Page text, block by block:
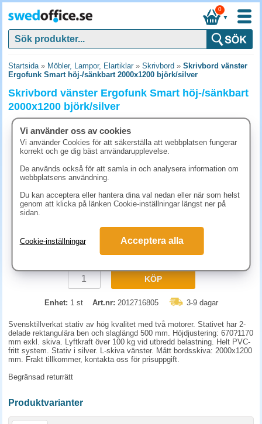
▼
0
Startsida» Möbler, Lampor, Elartiklar» Skrivbord » Skrivbord vänster
Ergofunk Smart höj-/sänkbart 2000x1200 björk/silver
Skrivbord vänster Ergofunk Smart höj-/sänkbart
2000x1200 björk/silver
9820 kr (inkl. moms)
KÖP
Enhet: 1 st Art.nr: 2012716805 3-9 dagar
Svensktillverkat stativ av hög kvalitet med två motorer. Stativet har 2-
delade rektangulära ben och slaglängd 500 mm. Höjdjustering: 670?1170
mm exkl. skiva. Lyftkraft över 100 kg vid utbredd belastning. Helt PVC-
fritt system. Stativ i silver. L-skiva vänster. Mått bordsskiva: 2000x1200
mm. Frakt tillkommer, kontakta oss för prisuppgift.
Begränsad returrätt
Produktvarianter
Vi använder oss av cookies
Vi använder Cookies för att säkerställa att webbplatsen fungerar
korrekt och ge dig bäst användarupplevelse.
De används också för att samla in och analysera information om
webbplatsens användning.
Du kan acceptera eller hantera dina val nedan eller när som helst
genom att klicka på länken Cookie-inställningar längst ner på
sidan.
Cookie-inställningar Acceptera alla